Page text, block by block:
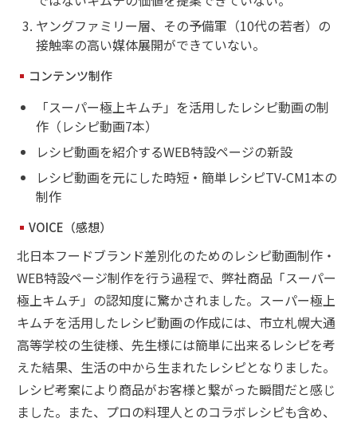
ヤングファミリー層、その予備軍（10代の若者）の
接触率の高い媒体展開ができていない。
コンテンツ制作
「スーパー極上キムチ」を活用したレシピ動画の制
作（レシピ動画7本）
レシピ動画を紹介するWEB特設ページの新設
レシピ動画を元にした時短・簡単レシピTV-CM1本の
制作
VOICE（感想）
北日本フードブランド差別化のためのレシピ動画制作・
WEB特設ページ制作を行う過程で、弊社商品「スーパー
極上キムチ」の認知度に驚かされました。スーパー極上
キムチを活用したレシピ動画の作成には、市立札幌大通
高等学校の生徒様、先生様には簡単に出来るレシピを考
えた結果、生活の中から生まれたレシピとなりました。
レシピ考案により商品がお客様と繋がった瞬間だと感じ
ました。また、プロの料理人とのコラボレシピも含め、